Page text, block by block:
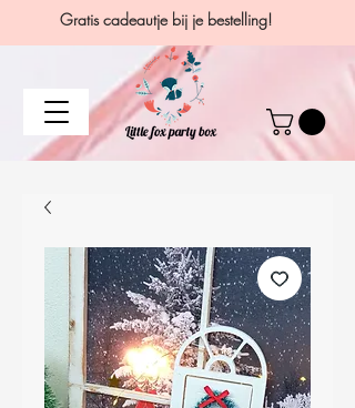
Gratis cadeautje bij je bestelling!